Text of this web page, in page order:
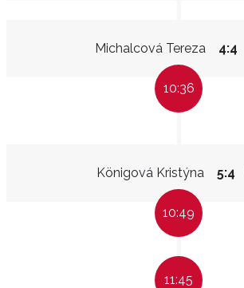
Michalcová Tereza 4:4
10:36
Königová Kristýna 5:4
10:49
11:45